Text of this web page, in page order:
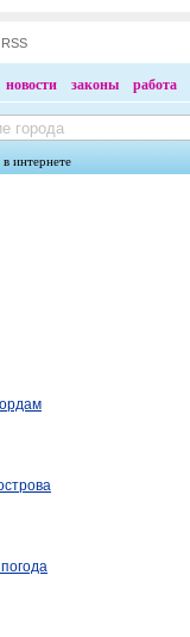
RSS
новости законы работа
в интернете